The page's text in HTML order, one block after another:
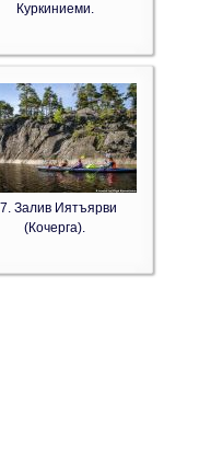
Куркиниеми.
Залив Иятъярви
(Кочерга).